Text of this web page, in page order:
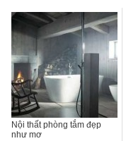
Nội thất phòng tắm đẹp
như mơ